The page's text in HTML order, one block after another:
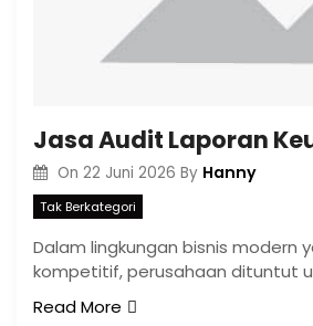
On 22 Juni 2026 By Hanny
Tak Berkategori
Dalam lingkungan bisnis modern
kompetitif, perusahaan dituntut
Read More